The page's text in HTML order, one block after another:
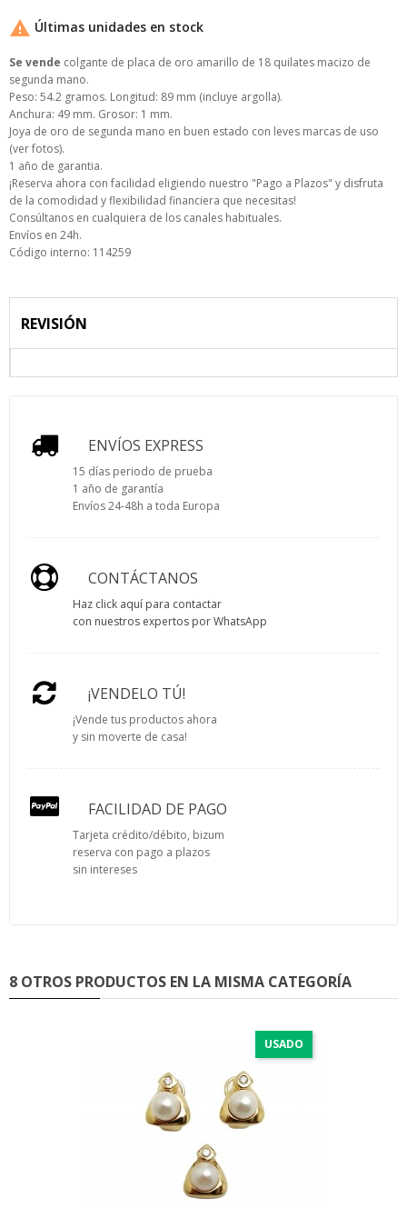
 Últimas unidades en stock
Se vende colgante de placa de oro amarillo de 18 quilates macizo de
segunda mano.
Peso: 54.2 gramos. Longitud: 89 mm (incluye argolla).
Anchura: 49 mm. Grosor: 1 mm.
Joya de oro de segunda mano en buen estado con leves marcas de uso
(ver fotos).
1 año de garantia.
¡Reserva ahora con facilidad eligiendo nuestro "Pago a Plazos" y disfruta
de la comodidad y flexibilidad financiera que necesitas!
Consúltanos en cualquiera de los canales habituales.
Envíos en 24h.
Código interno: 114259
REVISIÓN
ENVÍOS EXPRESS
15 días periodo de prueba
1 año de garantía
Envíos 24-48h a toda Europa
CONTÁCTANOS
Haz click aquí para contactar
con nuestros expertos por WhatsApp
¡VENDELO TÚ!
¡Vende tus productos ahora
y sin moverte de casa!
FACILIDAD DE PAGO
Tarjeta crédito/débito, bizum
reserva con pago a plazos
sin intereses
8 OTROS PRODUCTOS EN LA MISMA CATEGORÍA
USADO